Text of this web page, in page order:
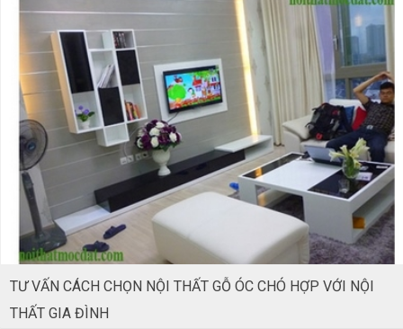
TƯ VẤN CÁCH CHỌN NỘI THẤT GỖ ÓC CHÓ HỢP VỚI NỘI
THẤT GIA ĐÌNH